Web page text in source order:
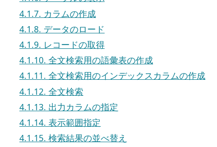
4.1.7. カラムの作成
4.1.8. データのロード
4.1.9. レコードの取得
4.1.10. 全文検索用の語彙表の作成
4.1.11. 全文検索用のインデックスカラムの作成
4.1.12. 全文検索
4.1.13. 出力カラムの指定
4.1.14. 表示範囲指定
4.1.15. 検索結果の並べ替え